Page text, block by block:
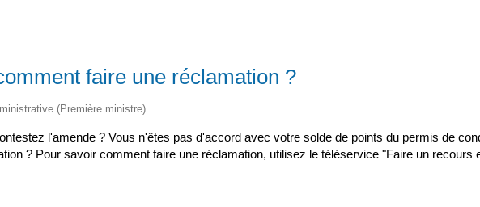
faire une réclamation ?
(Première ministre)
l'amende ? Vous n'êtes pas d'accord avec votre solde de points du permis de
? Pour savoir comment faire une réclamation, utilisez le téléservice "Faire un recours